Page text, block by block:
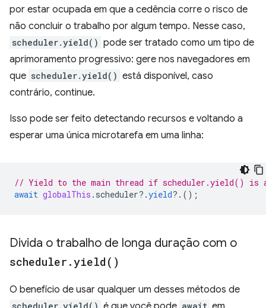
por estar ocupada em que a cedência corre o risco de
não concluir o trabalho por algum tempo. Nesse caso,
scheduler.yield() pode ser tratado como um tipo de
aprimoramento progressivo: gere nos navegadores em
que scheduler.yield() está disponível, caso
contrário, continue.
Isso pode ser feito detectando recursos e voltando a
esperar uma única microtarefa em uma linha:
// Yield to the main thread if scheduler.yield() is
await globalThis . scheduler? .yield? .();
Divida o trabalho de longa duração com o
scheduler .yield( )
O benefício de usar qualquer um desses métodos de